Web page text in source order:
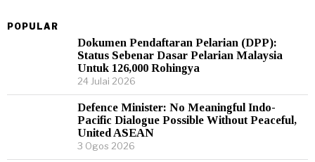
POPULAR
Dokumen Pendaftaran Pelarian (DPP):
Status Sebenar Dasar Pelarian Malaysia
Untuk 126,000 Rohingya
24 Julai 2026
Defence Minister: No Meaningful Indo-
Pacific Dialogue Possible Without Peaceful,
United ASEAN
3 Ogos 2026